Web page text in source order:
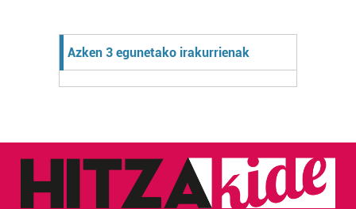
Azken 3 egunetako irakurrienak